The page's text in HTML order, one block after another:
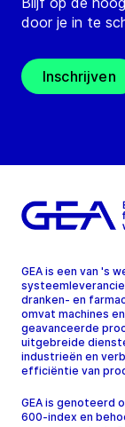
door je in te
Inschrijven
GEA is een van 's
dranken- en
omvat machines
geavanceerde
uitgebreide
industrieën en
efficiëntie van
GEA is genoteerd
600-index en